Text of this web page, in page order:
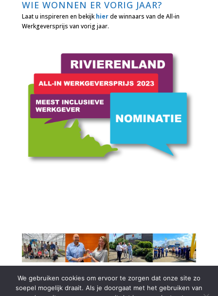
WIE WONNEN ER VORIG JAAR?
Laat u inspireren en bekijkhierde winnaars van de All-in
Werkgeversprijs van vorig jaar.
We gebruiken cookies om ervoor te zorgen dat onze site zo
soepel mogelijk draait. Als je doorgaat met het gebruiken van